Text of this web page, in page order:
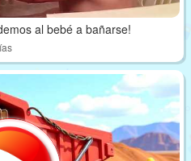
al bebé a bañarse!